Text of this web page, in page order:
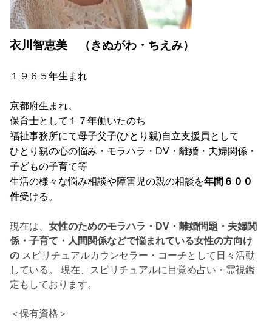
衣川智恵美 （きぬがわ・ちえみ）
１９６５年生まれ
京都府生まれ、
保育士として１７年働いたのち
福祉事務所にて母子父子(ひとり親)自立支援員として
ひとり親の心の悩み・モラハラ・DV・離婚・夫婦関係・
子どもの子育て等
生活の様々な悩み相談や障害児の親の相談を年間６００
件受ける。
現在は、女性のためのモラハラ・DV・離婚問題・夫婦関
係・子育て・人間関係などで悩まれている女性の方向け
の スピリチュアルカウンセラー・コーチとして日々活動
している。 現在、スピリチュアルに目覚め占い・霊視鑑
定もしております。
＜保有資格＞